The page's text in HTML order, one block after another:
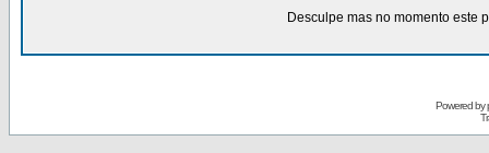
Desculpe mas no momento este
Powered by